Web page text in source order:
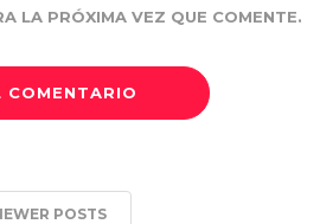
LA PRÓXIMA VEZ QUE COMENTE.
POSTS